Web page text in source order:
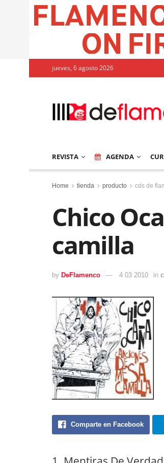
jueves, 6 agosto 2026
REVISTA AGENDA
Home tienda producto cds de
Chico
camilla
by DeFlamenco 4 03 2010 in
Comparte en Facebook